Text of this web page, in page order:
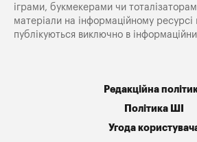
іграми, букмекерами чи
матеріали на інформаційному
публікуються виключно в
Редакційна
Політика ШІ
Угода